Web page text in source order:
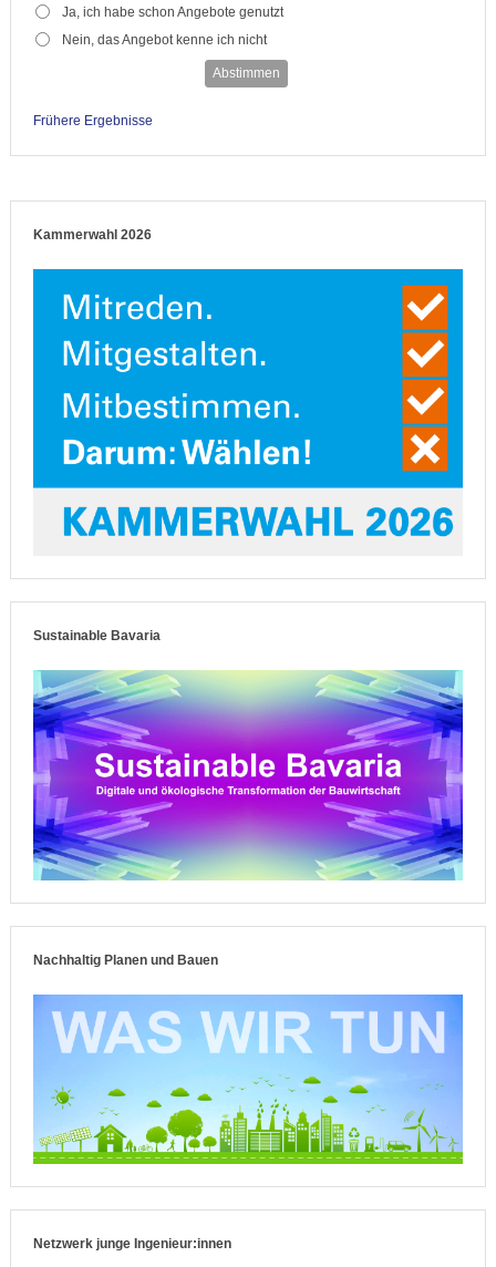
Ja, ich habe schon Angebote genutzt
Nein, das Angebot kenne ich nicht
Abstimmen
Frühere Ergebnisse
Kammerwahl 2026
Sustainable Bavaria
Nachhaltig Planen und Bauen
Netzwerk junge Ingenieur:innen